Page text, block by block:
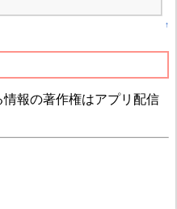
↑
報の著作権はアプリ配信